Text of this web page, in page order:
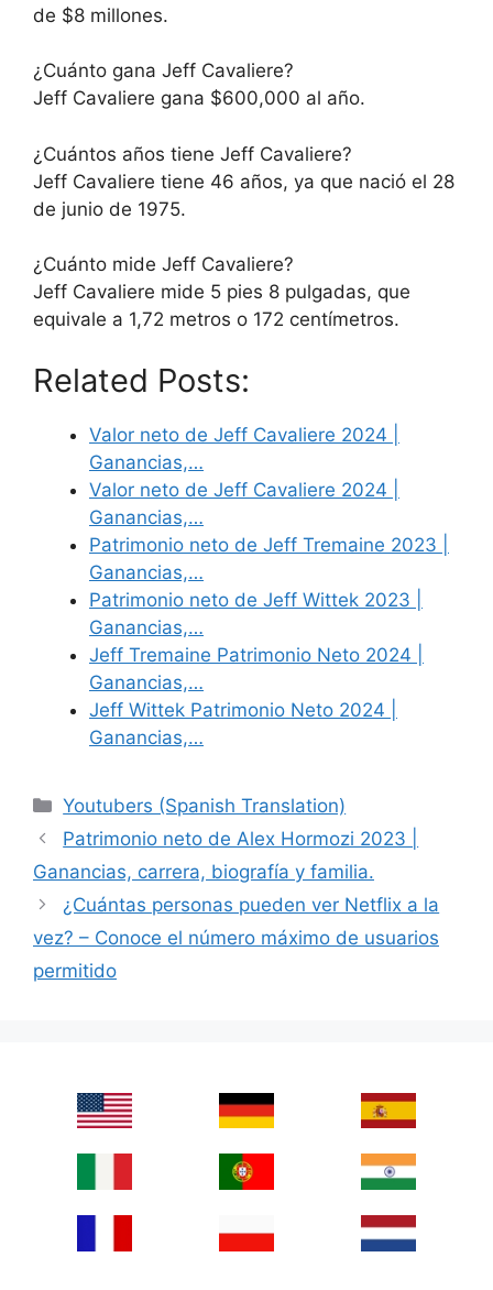
de $8 millones.
¿Cuánto gana Jeff Cavaliere?
Jeff Cavaliere gana $600,000 al año.
¿Cuántos años tiene Jeff Cavaliere?
Jeff Cavaliere tiene 46 años, ya que nació el 28
de junio de 1975.
¿Cuánto mide Jeff Cavaliere?
Jeff Cavaliere mide 5 pies 8 pulgadas, que
equivale a 1,72 metros o 172 centímetros.
Related Posts:
Valor neto de Jeff Cavaliere 2024 |
Ganancias,…
Valor neto de Jeff Cavaliere 2024 |
Ganancias,…
Patrimonio neto de Jeff Tremaine 2023 |
Ganancias,…
Patrimonio neto de Jeff Wittek 2023 |
Ganancias,…
Jeff Tremaine Patrimonio Neto 2024 |
Ganancias,…
Jeff Wittek Patrimonio Neto 2024 |
Ganancias,…
Categories
Youtubers (Spanish Translation)
Patrimonio neto de Alex Hormozi 2023 |
Ganancias, carrera, biografía y familia.
¿Cuántas personas pueden ver Netflix a la
vez? – Conoce el número máximo de usuarios
permitido